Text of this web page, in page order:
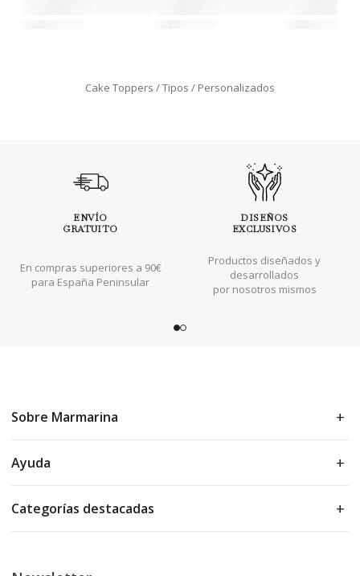
Cake Toppers Tipos Personalizados
ENVÍO
GRATUITO
En compras superiores a 90€
para España Peninsular
DISEÑOS
EXCLUSIVOS
Productos diseñados y
desarrollados
por nosotros mismos
Sobre Marmarina
Ayuda
Categorías destacadas